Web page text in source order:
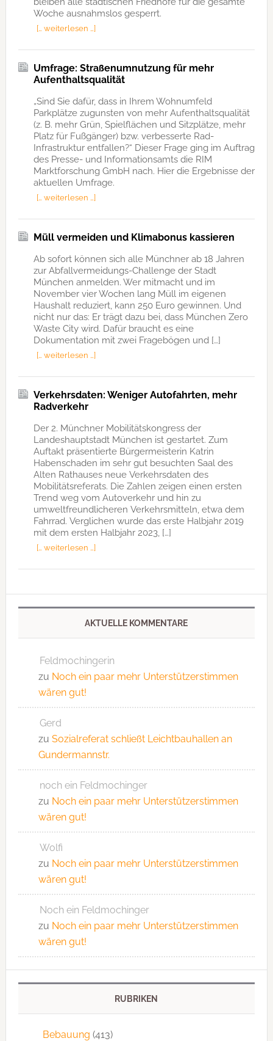
Woche ausnahmslos gesperrt.
[… weiterlesen …]
Umfrage: Straßenumnutzung für mehr
Aufenthaltsqualität
„Sind Sie dafür, dass in Ihrem Wohnumfeld
Parkplätze zugunsten von mehr Aufenthaltsqualität
(z. B. mehr Grün, Spielflächen und Sitzplätze, mehr
Platz für Fußgänger) bzw. verbesserte Rad-
Infrastruktur entfallen?“ Dieser Frage ging im Auftrag
des Presse- und Informationsamts die RIM
Marktforschung GmbH nach. Hier die Ergebnisse der
aktuellen Umfrage.
[… weiterlesen …]
Müll vermeiden und Klimabonus kassieren
Ab sofort können sich alle Münchner ab 18 Jahren
zur Abfallvermeidungs-Challenge der Stadt
München anmelden. Wer mitmacht und im
November vier Wochen lang Müll im eigenen
Haushalt reduziert, kann 250 Euro gewinnen. Und
nicht nur das: Er trägt dazu bei, dass München Zero
Waste City wird. Dafür braucht es eine
Dokumentation mit zwei Fragebögen und […]
[… weiterlesen …]
Verkehrsdaten: Weniger Autofahrten, mehr
Radverkehr
Der 2. Münchner Mobilitätskongress der
Landeshauptstadt München ist gestartet. Zum
Auftakt präsentierte Bürgermeisterin Katrin
Habenschaden im sehr gut besuchten Saal des
Alten Rathauses neue Verkehrsdaten des
Mobilitätsreferats. Die Zahlen zeigen einen ersten
Trend weg vom Autoverkehr und hin zu
umweltfreundlicheren Verkehrsmitteln, etwa dem
Fahrrad. Verglichen wurde das erste Halbjahr 2019
mit dem ersten Halbjahr 2023, […]
[… weiterlesen …]
AKTUELLE KOMMENTARE
Feldmochingerin
zu Noch ein paar mehr Unterstützerstimmen
wären gut!
Gerd
zu Sozialreferat schließt Leichtbauhallen an
Gundermannstr.
noch ein Feldmochinger
zu Noch ein paar mehr Unterstützerstimmen
wären gut!
Wolfi
zu Noch ein paar mehr Unterstützerstimmen
wären gut!
Noch ein Feldmochinger
zu Noch ein paar mehr Unterstützerstimmen
wären gut!
RUBRIKEN
Bebauung (413)